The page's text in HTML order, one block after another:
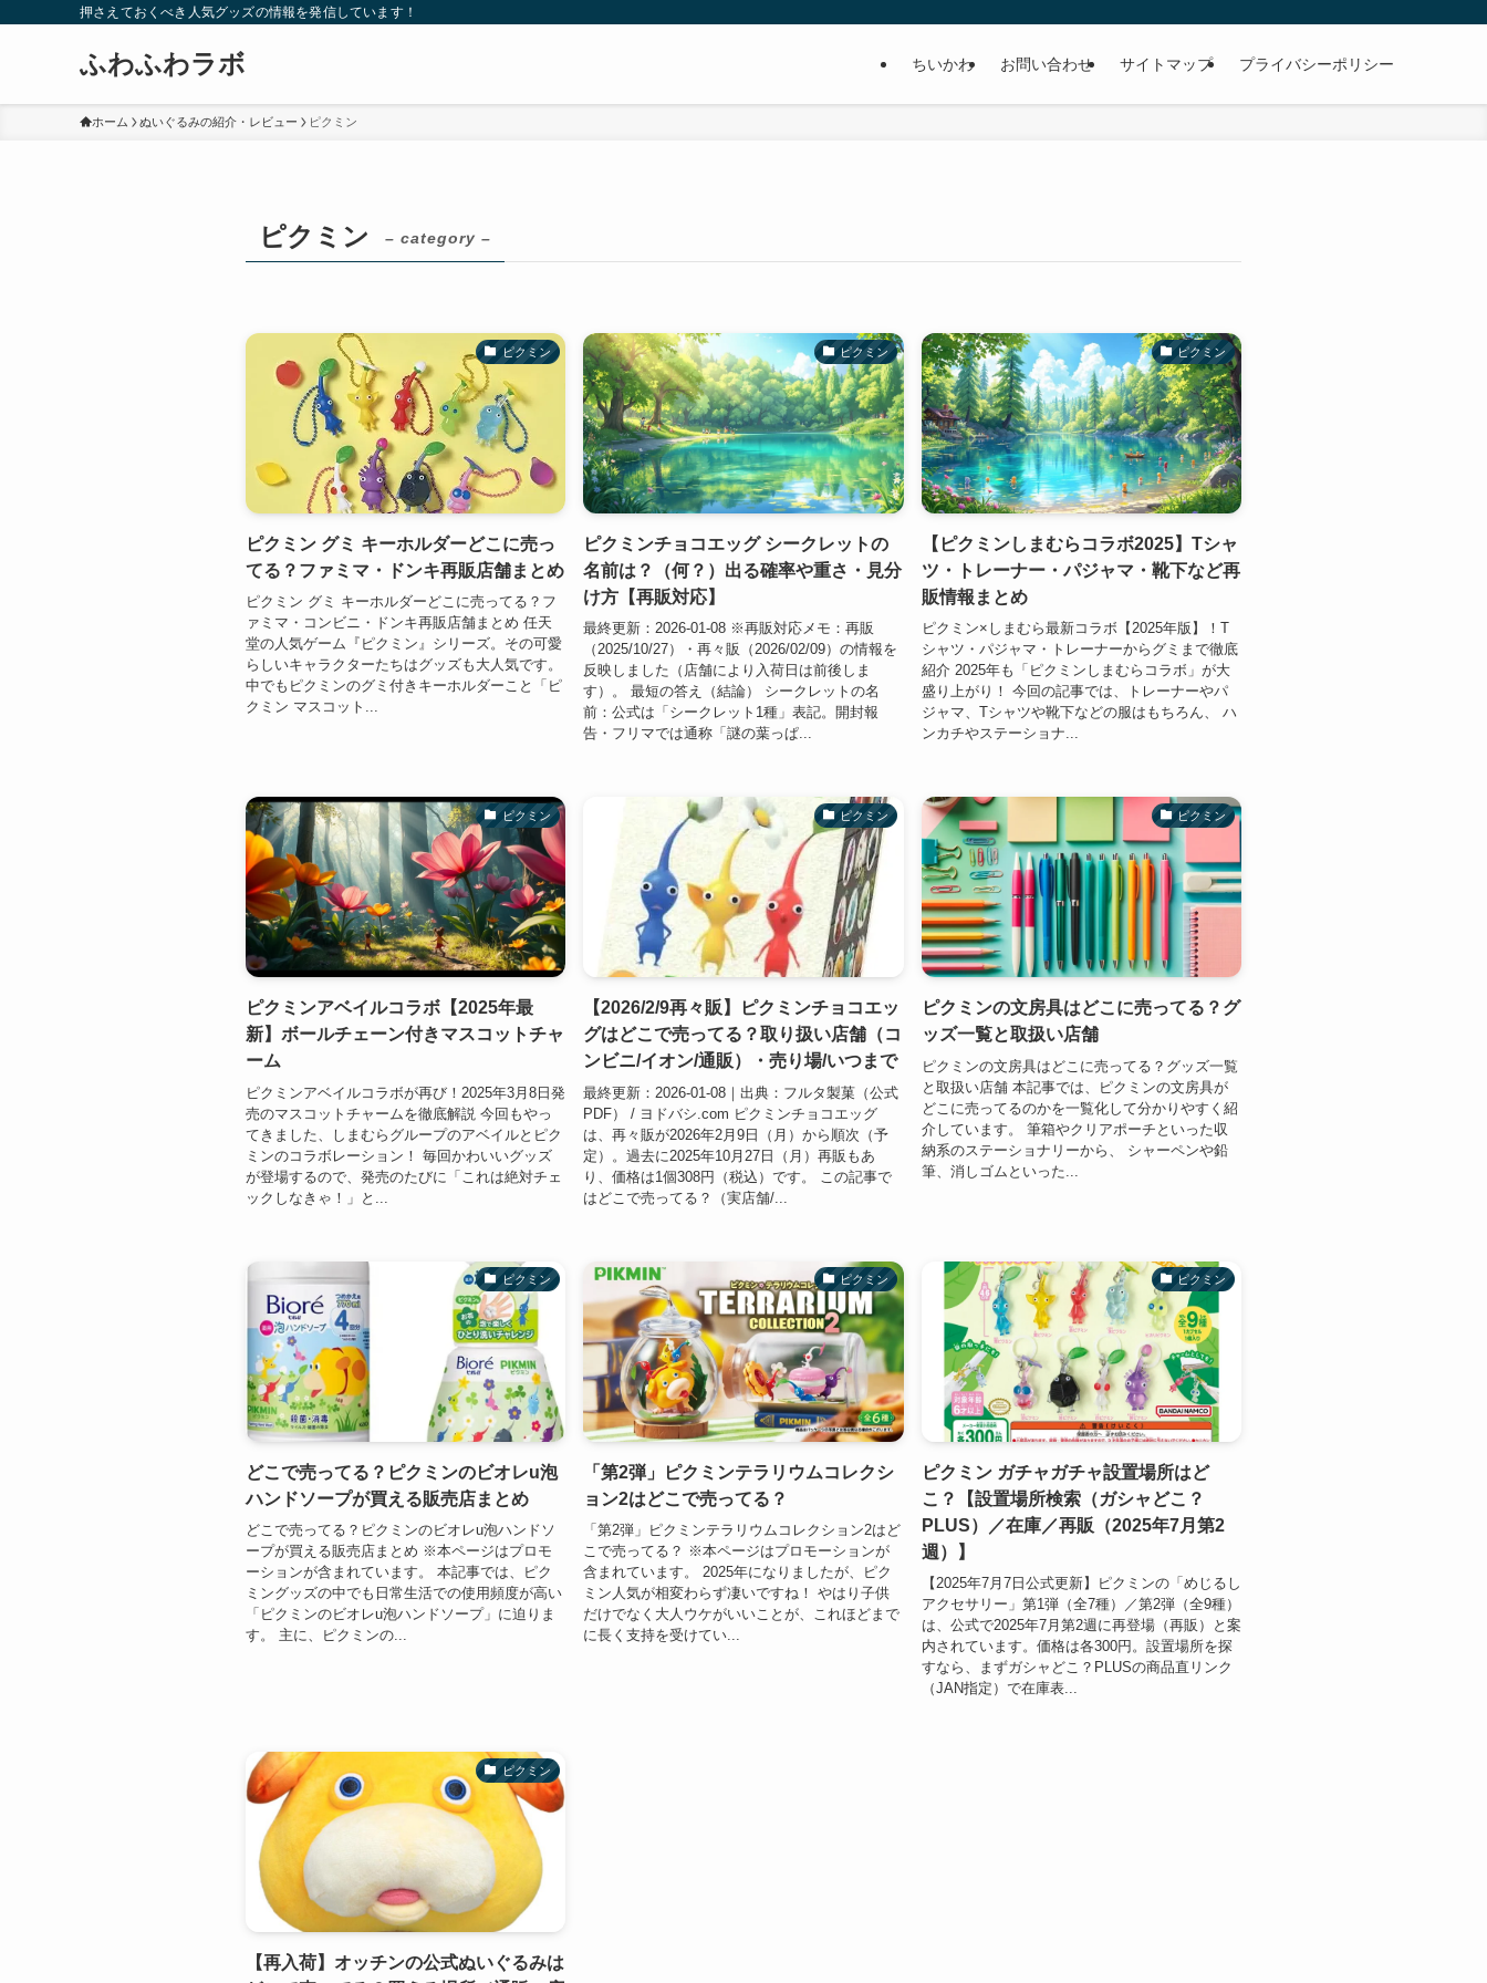
押さえておくべき人気グッズの情報を発信しています！
ふわふわラボ ちいかわ お問い合わせ サイトマップ プライバシーポリシー
ホーム ぬいぐるみの紹介・レビュー ピクミン
ピクミン – category –
ピクミン
ピクミン グミ キーホルダーどこに売っ
てる？ファミマ・ドンキ再販店舗まとめ
ピクミン グミ キーホルダーどこに売ってる？フ
ァミマ・コンビニ・ドンキ再販店舗まとめ 任天
堂の人気ゲーム『ピクミン』シリーズ。その可愛
らしいキャラクターたちはグッズも大人気です。
中でもピクミンのグミ付きキーホルダーこと「ピ
クミン マスコット...
ピクミン
ピクミンチョコエッグ シークレットの
名前は？（何？）出る確率や重さ・見分
け方【再販対応】
最終更新：2026-01-08 ※再販対応メモ：再販
（2025/10/27）・再々販（2026/02/09）の情報を
反映しました（店舗により入荷日は前後しま
す）。 最短の答え（結論） シークレットの名
前：公式は「シークレット1種」表記。開封報
告・フリマでは通称「謎の葉っぱ...
ピクミン
【ピクミンしまむらコラボ2025】Tシャ
ツ・トレーナー・パジャマ・靴下など再
販情報まとめ
ピクミン×しまむら最新コラボ【2025年版】！T
シャツ・パジャマ・トレーナーからグミまで徹底
紹介 2025年も「ピクミンしまむらコラボ」が大
盛り上がり！ 今回の記事では、トレーナーやパ
ジャマ、Tシャツや靴下などの服はもちろん、 ハ
ンカチやステーショナ...
ピクミン
ピクミンアベイルコラボ【2025年最
新】ボールチェーン付きマスコットチャ
ーム
ピクミンアベイルコラボが再び！2025年3月8日発
売のマスコットチャームを徹底解説 今回もやっ
てきました、しまむらグループのアベイルとピク
ミンのコラボレーション！ 毎回かわいいグッズ
が登場するので、発売のたびに「これは絶対チェ
ックしなきゃ！」と...
ピクミン
【2026/2/9再々販】ピクミンチョコエッ
グはどこで売ってる？取り扱い店舗（コ
ンビニ/イオン/通販）・売り場/いつまで
最終更新：2026-01-08｜出典：フルタ製菓（公式
PDF） / ヨドバシ.com ピクミンチョコエッグ
は、再々販が2026年2月9日（月）から順次（予
定）。過去に2025年10月27日（月）再販もあ
り、価格は1個308円（税込）です。 この記事で
はどこで売ってる？（実店舗/...
ピクミン
ピクミンの文房具はどこに売ってる？グ
ッズ一覧と取扱い店舗
ピクミンの文房具はどこに売ってる？グッズ一覧
と取扱い店舗 本記事では、ピクミンの文房具が
どこに売ってるのかを一覧化して分かりやすく紹
介しています。 筆箱やクリアポーチといった収
納系のステーショナリーから、 シャーペンや鉛
筆、消しゴムといった...
ピクミン
どこで売ってる？ピクミンのビオレu泡
ハンドソープが買える販売店まとめ
どこで売ってる？ピクミンのビオレu泡ハンドソ
ープが買える販売店まとめ ※本ページはプロモ
ーションが含まれています。 本記事では、ピク
ミングッズの中でも日常生活での使用頻度が高い
「ピクミンのビオレu泡ハンドソープ」に迫りま
す。 主に、ピクミンの...
ピクミン
「第2弾」ピクミンテラリウムコレクシ
ョン2はどこで売ってる？
「第2弾」ピクミンテラリウムコレクション2はど
こで売ってる？ ※本ページはプロモーションが
含まれています。 2025年になりましたが、ピク
ミン人気が相変わらず凄いですね！ やはり子供
だけでなく大人ウケがいいことが、これほどまで
に長く支持を受けてい...
ピクミン
ピクミン ガチャガチャ設置場所はど
こ？【設置場所検索（ガシャどこ？
PLUS）／在庫／再販（2025年7月第2
週）】
【2025年7月7日公式更新】ピクミンの「めじるし
アクセサリー」第1弾（全7種）／第2弾（全9種）
は、公式で2025年7月第2週に再登場（再販）と案
内されています。価格は各300円。設置場所を探
すなら、まずガシャどこ？PLUSの商品直リンク
（JAN指定）で在庫表...
ピクミン
【再入荷】オッチンの公式ぬいぐるみは